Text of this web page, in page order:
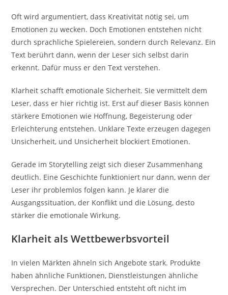
Oft wird argumentiert, dass Kreativität nötig sei, um
Emotionen zu wecken. Doch Emotionen entstehen nicht
durch sprachliche Spielereien, sondern durch Relevanz. Ein
Text berührt dann, wenn der Leser sich selbst darin
erkennt. Dafür muss er den Text verstehen.
Klarheit schafft emotionale Sicherheit. Sie vermittelt dem
Leser, dass er hier richtig ist. Erst auf dieser Basis können
stärkere Emotionen wie Hoffnung, Begeisterung oder
Erleichterung entstehen. Unklare Texte erzeugen dagegen
Unsicherheit, und Unsicherheit blockiert Emotionen.
Gerade im Storytelling zeigt sich dieser Zusammenhang
deutlich. Eine Geschichte funktioniert nur dann, wenn der
Leser ihr problemlos folgen kann. Je klarer die
Ausgangssituation, der Konflikt und die Lösung, desto
stärker die emotionale Wirkung.
Klarheit als Wettbewerbsvorteil
In vielen Märkten ähneln sich Angebote stark. Produkte
haben ähnliche Funktionen, Dienstleistungen ähnliche
Versprechen. Der Unterschied entsteht oft nicht im